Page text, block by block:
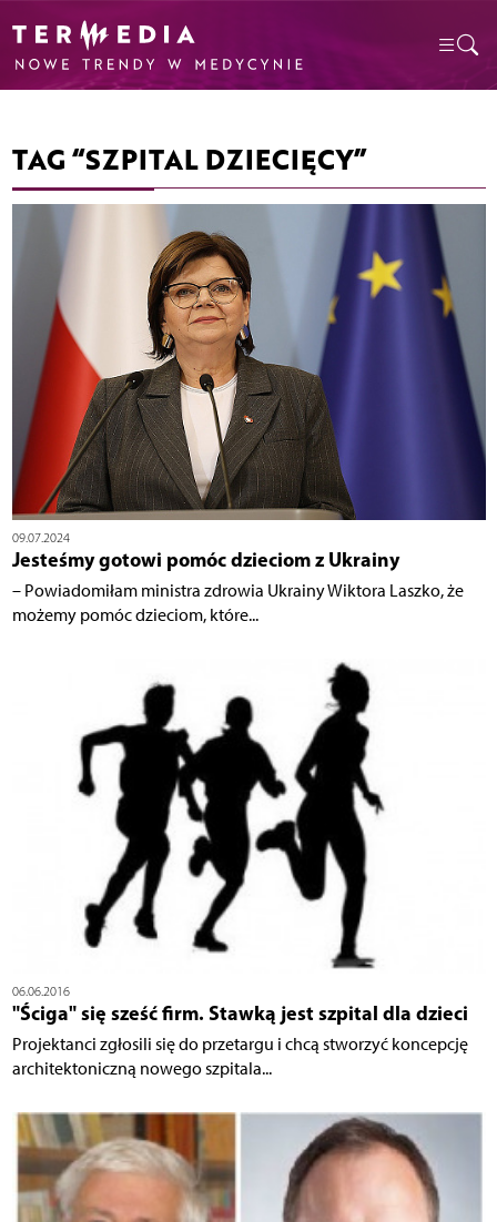
TAG “SZPITAL DZIECIĘCY”
09.07.2024
Jesteśmy gotowi pomóc dzieciom z Ukrainy
– Powiadomiłam ministra zdrowia Ukrainy Wiktora Laszko, że
możemy pomóc dzieciom, które...
06.06.2016
"Ściga" się sześć firm. Stawką jest szpital dla dzieci
Projektanci zgłosili się do przetargu i chcą stworzyć koncepcję
architektoniczną nowego szpitala...